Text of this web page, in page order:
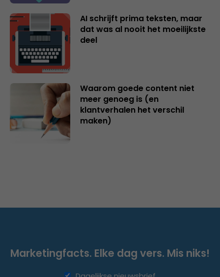
AI schrijft prima teksten, maar
dat was al nooit het moeilijkste
deel
Waarom goede content niet
meer genoeg is (en
klantverhalen het verschil
maken)
Marketingfacts. Elke dag vers. Mis niks!